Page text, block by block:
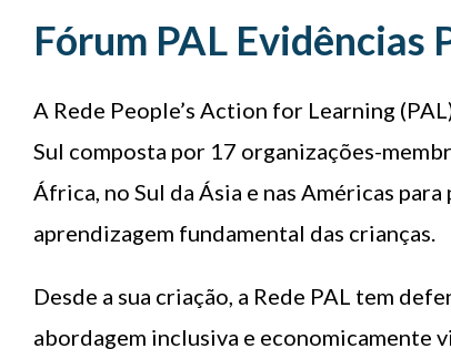
Fórum PAL Evidências
A Rede People’s Action for Learning
Sul composta por 17 organizações-
África, no Sul da Ásia e nas Américas para
aprendizagem fundamental das crianças.
Desde a sua criação, a Rede PAL tem
abordagem inclusiva e economicamente